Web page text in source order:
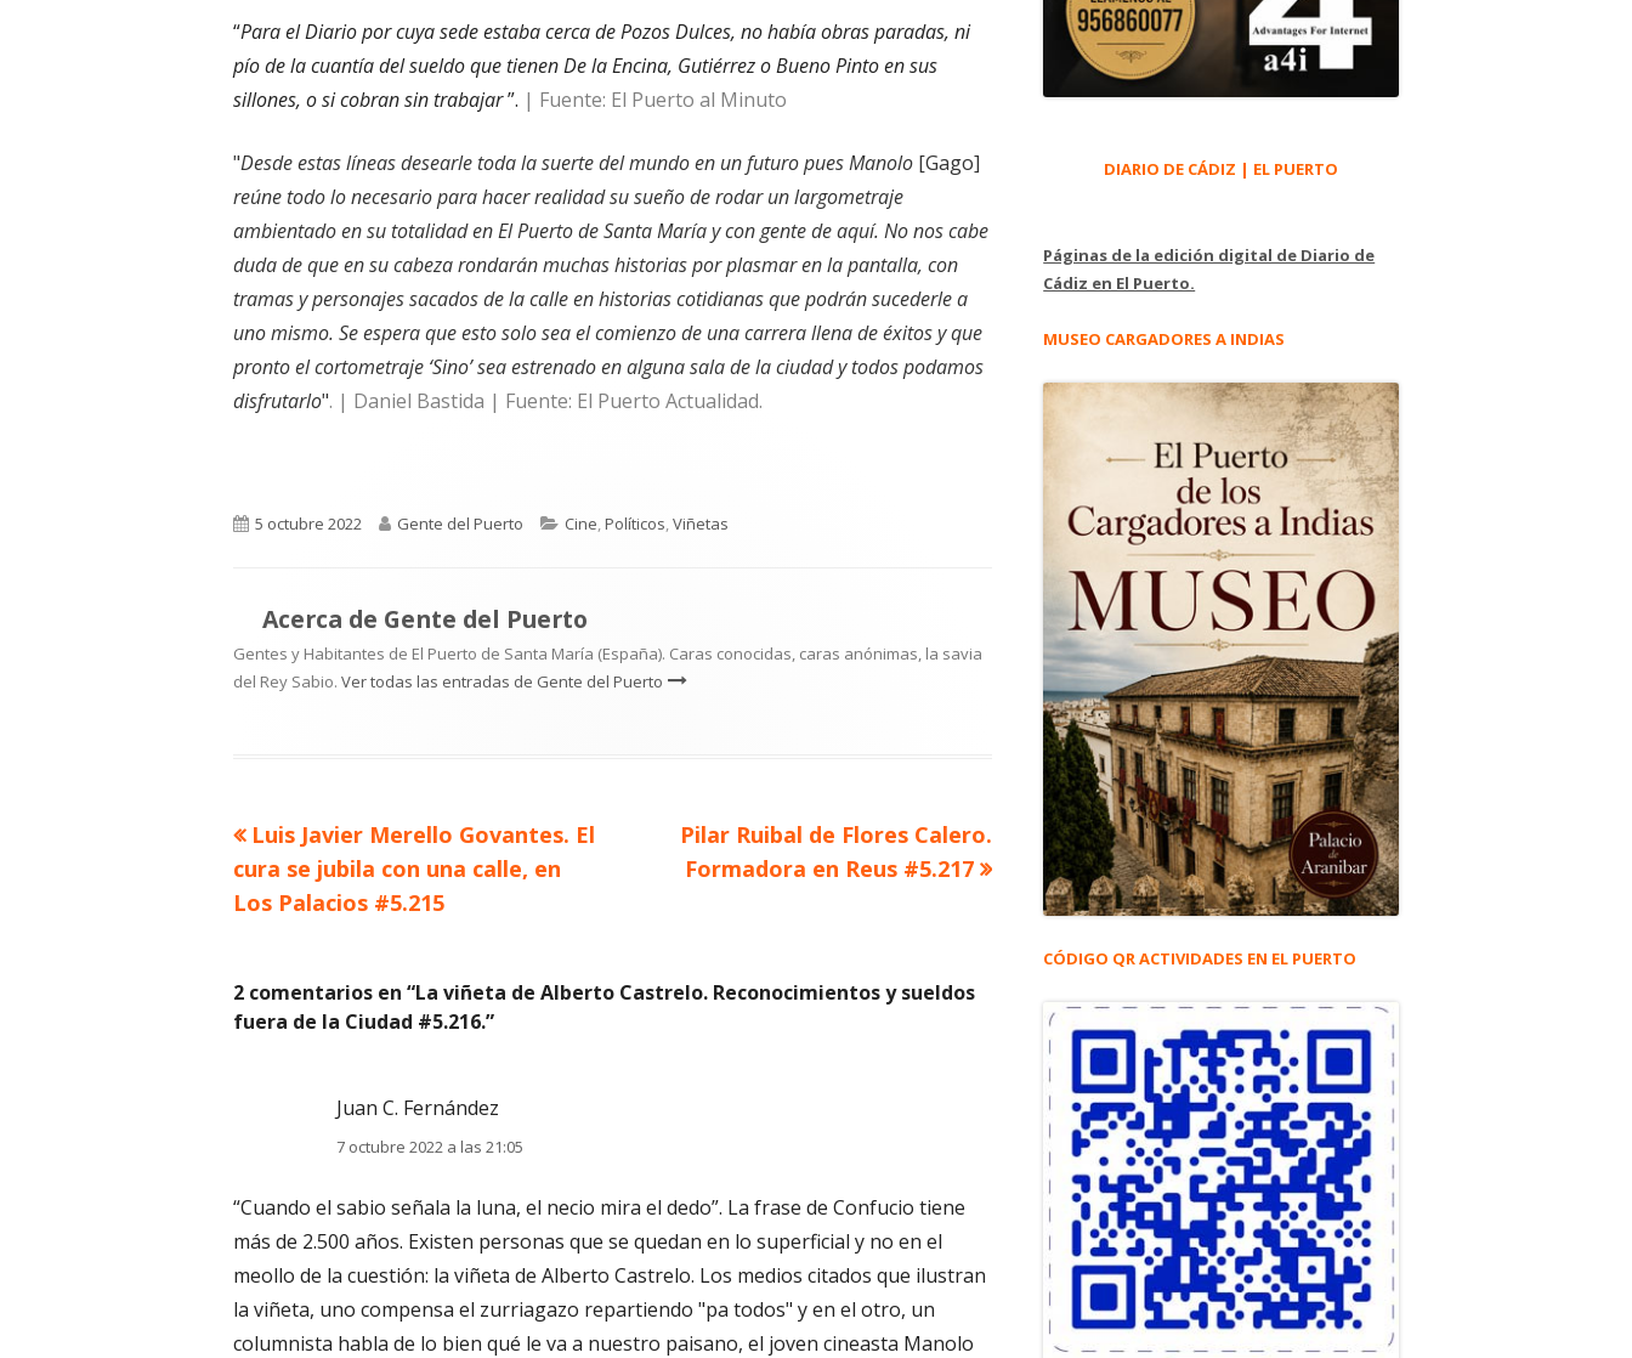
“Para el Diario por cuya sede estaba cerca de Pozos Dulces, no había obras paradas, ni
pío de la cuantía del sueldo que tienen De la Encina, Gutiérrez o Bueno Pinto en sus
sillones, o si cobran sin trabajar”. | Fuente: El Puerto al Minuto
"Desde estas líneas desearle toda la suerte del mundo en un futuro pues Manolo [Gago]
reúne todo lo necesario para hacer realidad su sueño de rodar un largometraje
ambientado en su totalidad en El Puerto de Santa María y con gente de aquí. No nos cabe
duda de que en su cabeza rondarán muchas historias por plasmar en la pantalla, con
tramas y personajes sacados de la calle en historias cotidianas que podrán sucederle a
uno mismo. Se espera que esto solo sea el comienzo de una carrera llena de éxitos y que
pronto el cortometraje ‘Sino’ sea estrenado en alguna sala de la ciudad y todos podamos
disfrutarlo". | Daniel Bastida | Fuente: El Puerto Actualidad.
Publicado
5 octubre 2022 Autor
Gente del Puerto Categorías
Cine,Políticos,Viñetas
Acerca de Gente del Puerto
Gentes y Habitantes de El Puerto de Santa María (España). Caras conocidas, caras anónimas, la savia
del Rey Sabio. Ver todas las entradas de Gente del Puerto
Navegación
de
Artículo
anterior
Luis Javier Merello Govantes. El
cura se jubila con una calle, en
Los Palacios #5.215
Artículo
siguiente
Pilar Ruibal de Flores Calero.
Formadora en Reus #5.217
2 comentarios en “La viñeta de Alberto Castrelo. Reconocimientos y sueldos
fuera de la Ciudad #5.216.”
Juan C. Fernández
7 octubre 2022 a las 21:05
“Cuando el sabio señala la luna, el necio mira el dedo”. La frase de Confucio tiene
más de 2.500 años. Existen personas que se quedan en lo superficial y no en el
meollo de la cuestión: la viñeta de Alberto Castrelo. Los medios citados que ilustran
la viñeta, uno compensa el zurriagazo repartiendo "pa todos" y en el otro, un
columnista habla de lo bien qué le va a nuestro paisano, el joven cineasta Manolo
DIARIO DE CÁDIZ | EL PUERTO
Páginas de la edición digital de Diario de
Cádiz en El Puerto.
MUSEO CARGADORES A INDIAS
CÓDIGO QR ACTIVIDADES EN EL PUERTO